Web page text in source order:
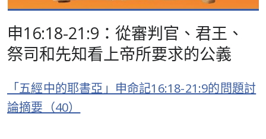
申16:18-21:9：從審判官、君王、
祭司和先知看上帝所要求的公義
「五經中的耶書亞」申命記16:18-21:9的問題討
論摘要（40）